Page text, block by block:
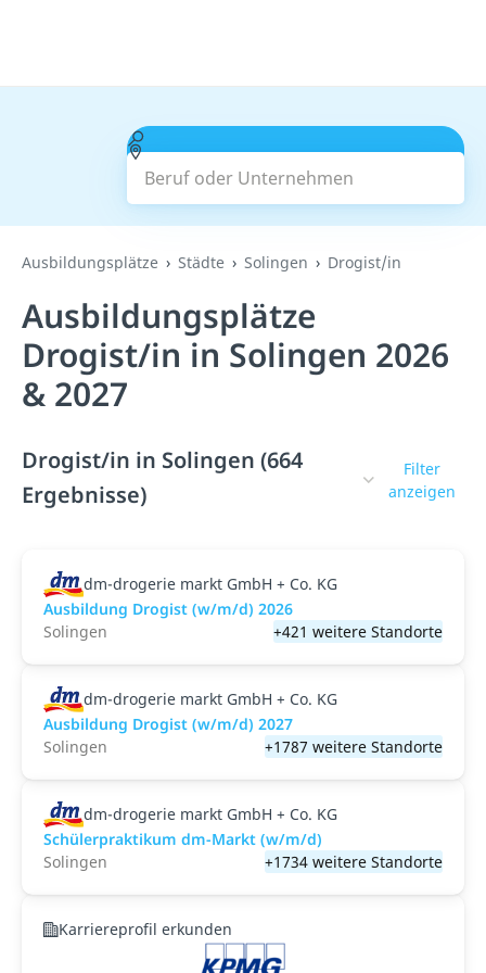
Beruf oder Unternehmen
Suchen
Ausbildungsplätze Städte Solingen Drogist/in
Ausbildungsplätze
Drogist/in in Solingen 2026
& 2027
Drogist/in in Solingen (664
Ergebnisse)
Filter
anzeigen
dm-drogerie markt GmbH + Co. KG
Ausbildung Drogist (w/m/d) 2026
Solingen
+421 weitere Standorte
dm-drogerie markt GmbH + Co. KG
Ausbildung Drogist (w/m/d) 2027
Solingen
+1787 weitere Standorte
dm-drogerie markt GmbH + Co. KG
Schülerpraktikum dm-Markt (w/m/d)
Solingen
+1734 weitere Standorte
Karriereprofil erkunden